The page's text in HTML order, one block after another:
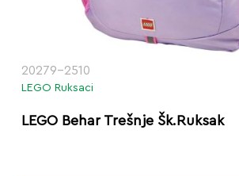
20279-2510
LEGO Ruksaci
LEGO Behar Trešnje Šk.Ruksak